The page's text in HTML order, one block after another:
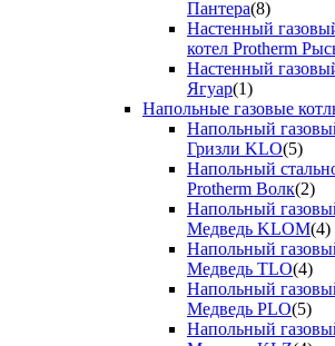
Пантера(8)
Настенный
котел Protherm
Настенный
Ягуар(1)
Напольные газовые
Напольный
Гризли KLO(5)
Напольный
Protherm Волк(2)
Напольный
Медведь KLOM(4)
Напольный
Медведь TLO(4)
Напольный
Медведь PLO(5)
Напольный